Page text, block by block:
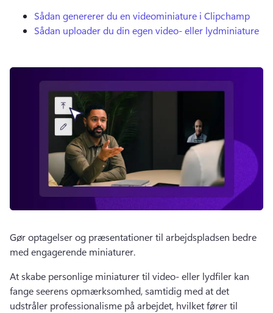
Sådan genererer du en videominiature i Clipchamp
Sådan uploader du din egen video- eller lydminiature
Gør optagelser og præsentationer til arbejdspladsen bedre
med engagerende miniaturer.
At skabe personlige miniaturer til video- eller lydfiler kan
fange seerens opmærksomhed, samtidig med at det
udstråler professionalisme på arbejdet, hvilket fører til